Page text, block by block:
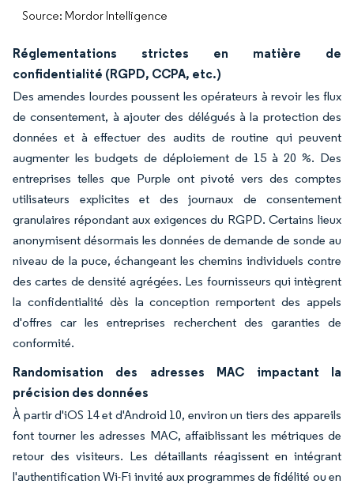
Source: Mordor Intelligence
Réglementations strictes en matière de
confidentialité (RGPD, CCPA, etc.)
Des amendes lourdes poussent les opérateurs à revoir les flux
de consentement, à ajouter des délégués à la protection des
données et à effectuer des audits de routine qui peuvent
augmenter les budgets de déploiement de 15 à 20 %. Des
entreprises telles que Purple ont pivoté vers des comptes
utilisateurs explicites et des journaux de consentement
granulaires répondant aux exigences du RGPD. Certains lieux
anonymisent désormais les données de demande de sonde au
niveau de la puce, échangeant les chemins individuels contre
des cartes de densité agrégées. Les fournisseurs qui intègrent
la confidentialité dès la conception remportent des appels
d'offres car les entreprises recherchent des garanties de
conformité.
Randomisation des adresses MAC impactant la
précision des données
À partir d'iOS 14 et d'Android 10, environ un tiers des appareils
font tourner les adresses MAC, affaiblissant les métriques de
retour des visiteurs. Les détaillants réagissent en intégrant
l'authentification Wi-Fi invité aux programmes de fidélité ou en